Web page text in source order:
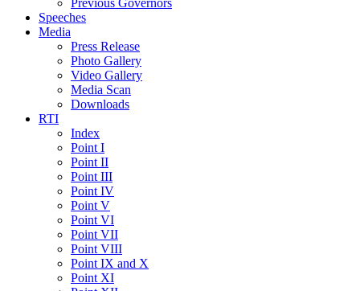
Previous Governors
Speeches
Mediа
Press Release
Photo Gallery
Video Gallery
Media Scan
Downloads
RTI
Index
Point I
Point II
Point III
Point IV
Point V
Point VI
Point VII
Point VIII
Point IX and X
Point XI